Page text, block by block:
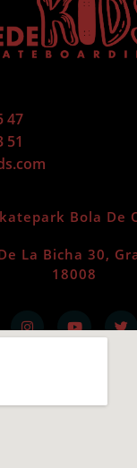
47
51
Bola De
La Bicha 30,
18008